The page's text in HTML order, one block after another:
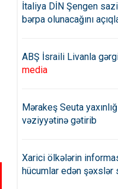
İtaliya DİN Şengen
bərpa olunacağını
ABŞ İsraili Livanla
media
Mərakeş Seuta
vəziyyətinə gətirib
Xarici ölkələrin
hücumlar edən şəxslər